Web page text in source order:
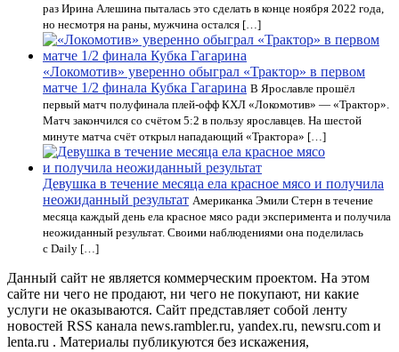
раз Ирина Алешина пыталась это сделать в конце ноября 2022 года,
но несмотря на раны, мужчина остался […]
«Локомотив» уверенно обыграл «Трактор» в первом
матче 1/2 финала Кубка Гагарина В Ярославле прошёл
первый матч полуфинала плей-офф КХЛ «Локомотив» — «Трактор».
Матч закончился со счётом 5:2 в пользу ярославцев. На шестой
минуте матча счёт открыл нападающий «Трактора» […]
Девушка в течение месяца ела красное мясо и получила
неожиданный результат Американка Эмили Стерн в течение
месяца каждый день ела красное мясо ради эксперимента и получила
неожиданный результат. Своими наблюдениями она поделилась
с Daily […]
Данный сайт не является коммерческим проектом. На этом
сайте ни чего не продают, ни чего не покупают, ни какие
услуги не оказываются. Сайт представляет собой ленту
новостей RSS канала news.rambler.ru, yandex.ru, newsru.com и
lenta.ru . Материалы публикуются без искажения,